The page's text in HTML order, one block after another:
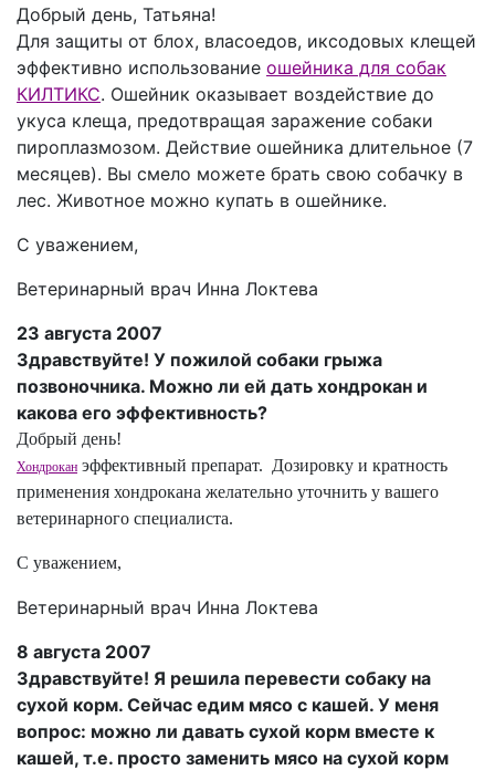
Добрый день, Татьяна!
Для защиты от блох, власоедов, иксодовых клещей
эффективно использование ошейника для собак
КИЛТИКС. Ошейник оказывает воздействие до
укуса клеща, предотвращая заражение собаки
пироплазмозом. Действие ошейника длительное (7
месяцев). Вы смело можете брать свою собачку в
лес. Животное можно купать в ошейнике.
С уважением,
Ветеринарный врач Инна Локтева
23 августа 2007
Здравствуйте! У пожилой собаки грыжа
позвоночника. Можно ли ей дать хондрокан и
какова его эффективность?
Добрый день!
Хондрокан эффективный препарат. Дозировку и кратность
применения хондрокана желательно уточнить у вашего
ветеринарного специалиста.
С уважением,
Ветеринарный врач Инна Локтева
8 августа 2007
Здравствуйте! Я решила перевести собаку на
сухой корм. Сейчас едим мясо с кашей. У меня
вопрос: можно ли давать сухой корм вместе к
кашей, т.е. просто заменить мясо на сухой корм